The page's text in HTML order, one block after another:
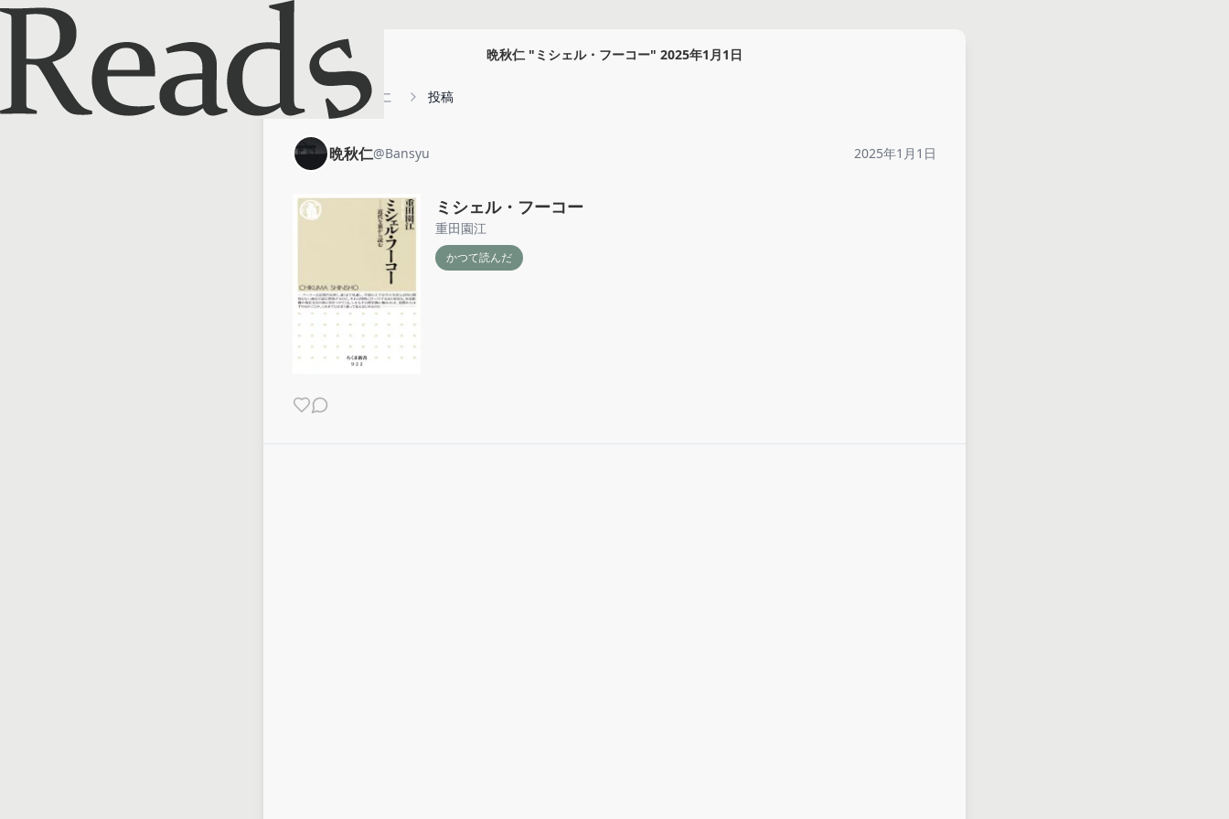
晩秋仁" ミシェル・フーコー" 2025年1月1日
晩秋仁 投稿
晩秋仁@Bansyu 2025年1月1日
ミシェル・フーコー
重田園江
かつて読んだ